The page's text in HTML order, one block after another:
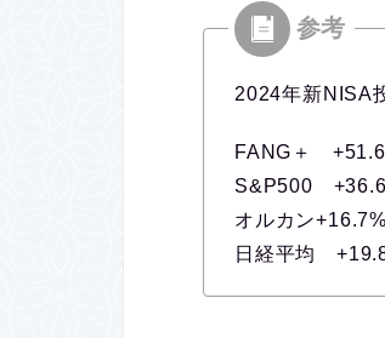
2024年新NISA
FANG＋
S&P500
オルカン
日経平均